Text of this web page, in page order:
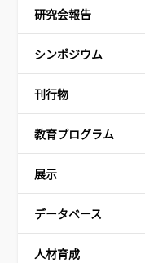
研究会報告
シンポジウム
刊行物
教育プログラム
展示
データベース
人材育成